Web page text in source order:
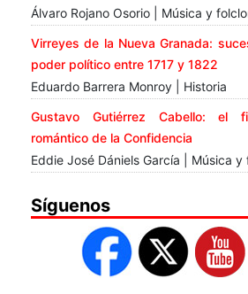
Álvaro Rojano Osorio | Música y
Virreyes de la Nueva Granada:
poder político entre 1717 y 1822
Eduardo Barrera Monroy | Historia
Gustavo Gutiérrez Cabello: el
romántico de la Confidencia
Eddie José Dániels García | Música y
Síguenos